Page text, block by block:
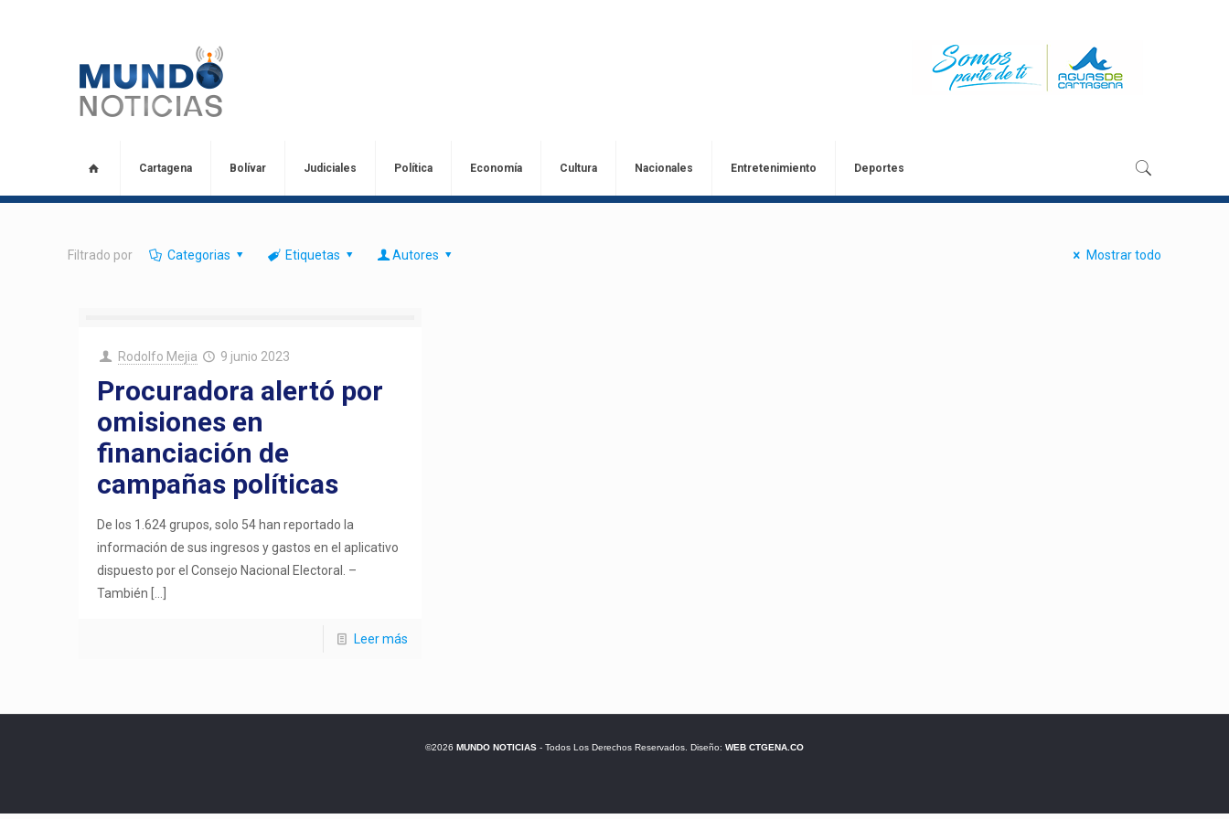
Cartagena Bolívar Judiciales Política Economía Cultura Nacionales Entretenimiento Deportes
Filtrado por Categorias Etiquetas Autores Mostrar todo
Rodolfo Mejia 9 junio 2023
Procuradora alertó por
omisiones en
financiación de
campañas políticas
De los 1.624 grupos, solo 54 han reportado la
información de sus ingresos y gastos en el aplicativo
dispuesto por el Consejo Nacional Electoral. –
También
Leer más
©2026 MUNDO NOTICIAS- Todos Los Derechos Reservados. Diseño: WEB CTGENA.CO